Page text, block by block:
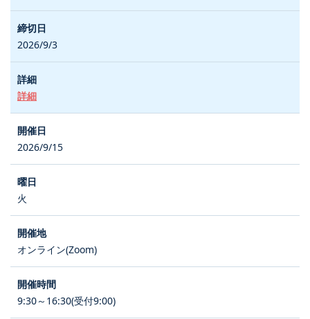
2026/9/3
詳細
2026/9/15
火
オンライン(Zoom)
9:30～16:30(受付9:00)